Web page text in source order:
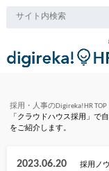
採用・人事のDigireka!HR TOP
「クラウドハウス採用」で
をご紹介します。
2023.06.20 採用ノ